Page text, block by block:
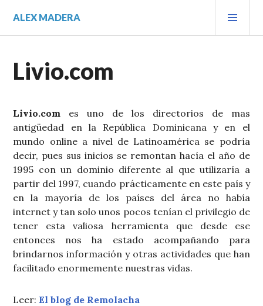
contenido.
ALEX MADERA
Livio.com
Livio.com es uno de los directorios de mas
antigüedad en la República Dominicana y en el
mundo online a nivel de Latinoamérica se podría
decir, pues sus inicios se remontan hacía el año de
1995 con un dominio diferente al que utilizaría a
partir del 1997, cuando prácticamente en este país y
en la mayoría de los países del área no había
internet y tan solo unos pocos tenían el privilegio de
tener esta valiosa herramienta que desde ese
entonces nos ha estado acompañando para
brindarnos información y otras actividades que han
facilitado enormemente nuestras vidas.
Leer:El blog de Remolacha